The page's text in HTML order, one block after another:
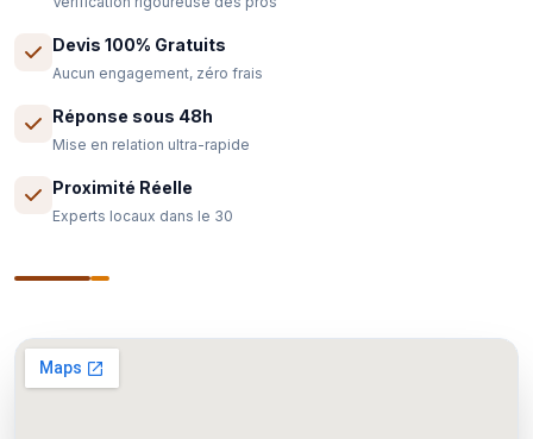
Devis 100% Gratuits
Aucun engagement, zéro frais
Réponse sous 48h
Mise en relation ultra-rapide
Proximité Réelle
Experts locaux dans le 30